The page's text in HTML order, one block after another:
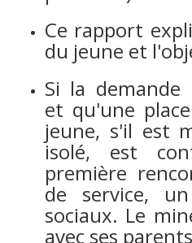
Ce rapport
du jeune et
Si la demande
et qu'une
jeune, s'il est
isolé, est
première
de service,
sociaux. Le
avec ses